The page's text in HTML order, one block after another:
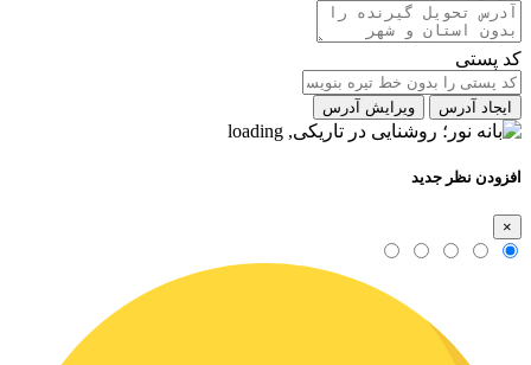
کد پستی
ایجاد آدرس ویرایش آدرس
افزودن نظر جدید
×